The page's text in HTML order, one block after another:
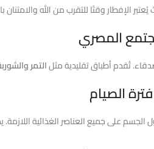
الإفطار وقتًا للتقرب من الله
المصري
تُقدم أطباق تقليدية مثلالتمر
الصيام
على جميع العناصر الغذائية